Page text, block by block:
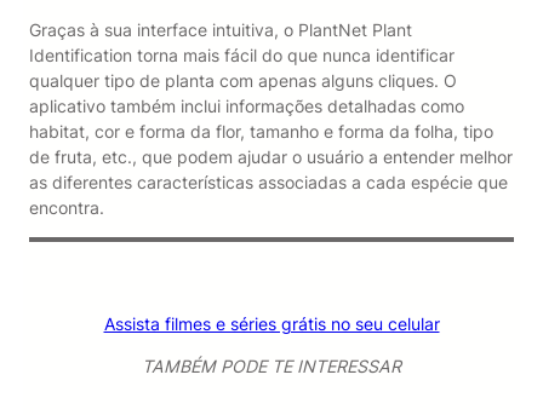
Graças à sua interface intuitiva, o PlantNet Plant
Identification torna mais fácil do que nunca identificar
qualquer tipo de planta com apenas alguns cliques. O
aplicativo também inclui informações detalhadas como
habitat, cor e forma da flor, tamanho e forma da folha, tipo
de fruta, etc., que podem ajudar o usuário a entender melhor
as diferentes características associadas a cada espécie que
encontra.
Assista filmes e séries grátis no seu celular
TAMBÉM PODE TE INTERESSAR